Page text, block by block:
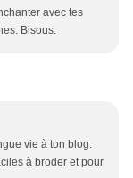
avec tes
Bisous.
vie à ton blog.
à broder et pour